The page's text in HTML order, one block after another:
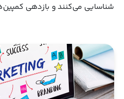
شناسایی می‌کنند و بازدهی